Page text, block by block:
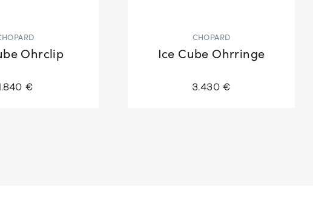
Ohrclip
€
CHOPARD
Ice Cube Ohrringe
3.430 €